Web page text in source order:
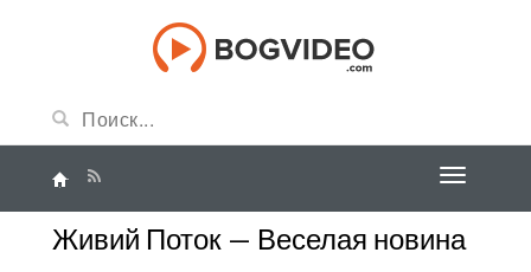
Живий Поток — Веселая новина